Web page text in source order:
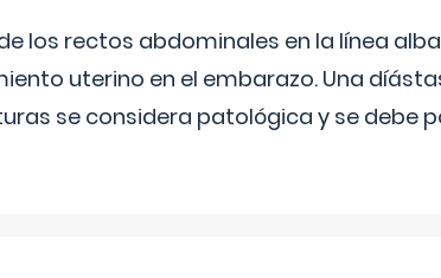
los rectos abdominales en la línea
uterino en el embarazo. Una
se considera patológica y se debe